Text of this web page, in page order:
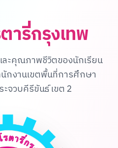
ารี่กรุงเทพ
ะคุณภาพชีวิตของนักเรียน
กงานเขตพื้นที่การศึกษา
จวบคีรีขันธ์ เขต 2